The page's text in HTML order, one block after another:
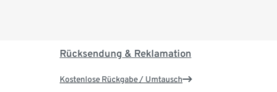
Rücksendung & Reklamation
Kostenlose Rückgabe / Umtausch